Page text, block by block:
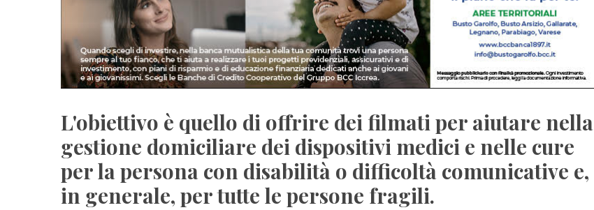
L'obiettivo è quello di offrire dei filmati per aiutare nella
gestione domiciliare dei dispositivi medici e nelle cure
per la persona con disabilità o difficoltà comunicative e,
in generale, per tutte le persone fragili.